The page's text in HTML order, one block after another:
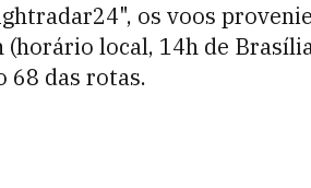
os voos
local, 14h de
68 das rotas.